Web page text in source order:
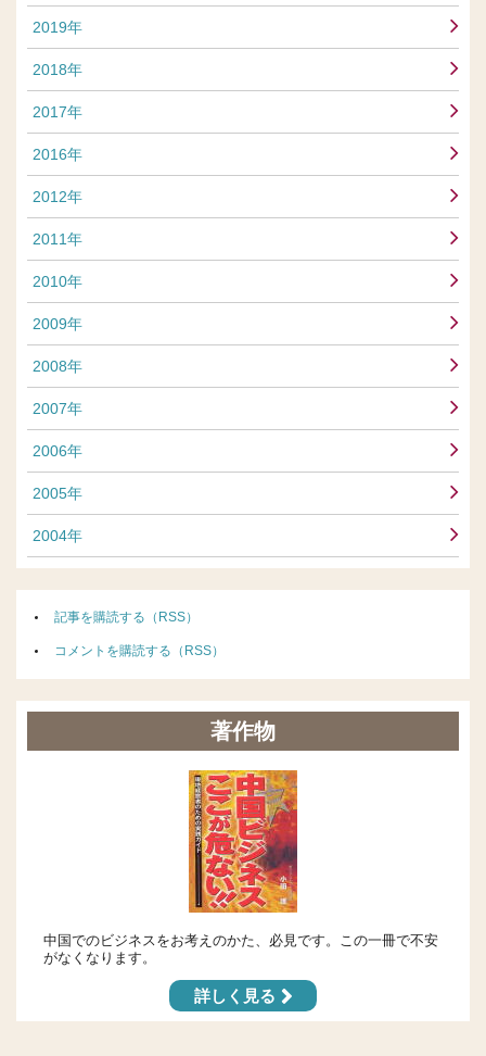
2019年
2018年
2017年
2016年
2012年
2011年
2010年
2009年
2008年
2007年
2006年
2005年
2004年
記事を購読する（RSS）
コメントを購読する（RSS）
著作物
中国でのビジネスをお考えのかた、必見です。この一冊で不安
がなくなります。
詳しく見る